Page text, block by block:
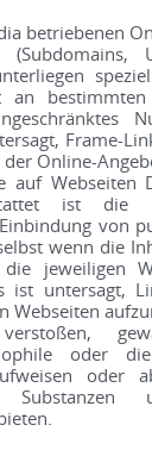
betriebenen
an
Frame-
der Online-
auf Webseiten
ist die
von
wenn die
jeweiligen
ist untersagt,
Webseiten
oder
oder
Substanzen